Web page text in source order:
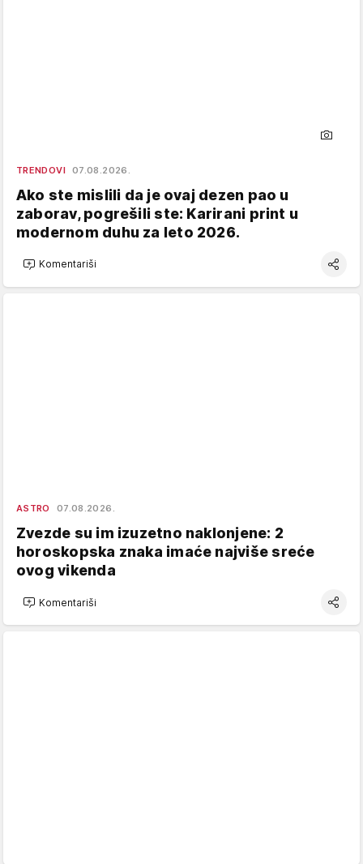
TRENDOVI 07.08.2026.
Ako ste mislili da je ovaj dezen pao u
zaborav, pogrešili ste: Karirani print u
modernom duhu za leto 2026.
Komentariši
ASTRO 07.08.2026.
Zvezde su im izuzetno naklonjene: 2
horoskopska znaka imaće najviše sreće
ovog vikenda
Komentariši